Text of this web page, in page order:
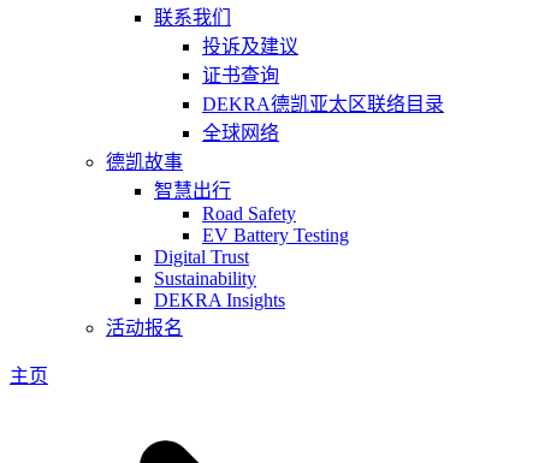
联系我们
投诉及建议
证书查询
DEKRA德凯亚太区联络目录
全球网络
德凯故事
智慧出行
Road Safety
EV Battery Testing
Digital Trust
Sustainability
DEKRA Insights
活动报名
主页